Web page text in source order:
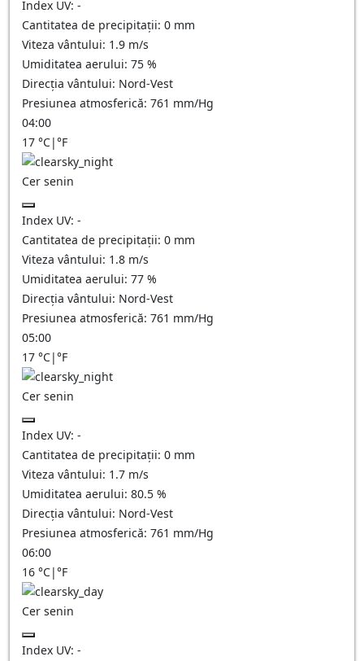
Index UV: -
Cantitatea de precipitații: 0 mm
Viteza vântului: 1.9 m/s
Umiditatea aerului: 75 %
Direcția vântului: Nord-Vest
Presiunea atmosferică: 761 mm/Hg
04:00
17 °C|°F
Cer senin
Index UV: -
Cantitatea de precipitații: 0 mm
Viteza vântului: 1.8 m/s
Umiditatea aerului: 77 %
Direcția vântului: Nord-Vest
Presiunea atmosferică: 761 mm/Hg
05:00
17 °C|°F
Cer senin
Index UV: -
Cantitatea de precipitații: 0 mm
Viteza vântului: 1.7 m/s
Umiditatea aerului: 80.5 %
Direcția vântului: Nord-Vest
Presiunea atmosferică: 761 mm/Hg
06:00
16 °C|°F
Cer senin
Index UV: -